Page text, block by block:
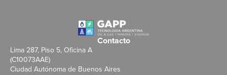
Contacto
Lima 287, Piso 5, Oficina A
(C10073AAE)
Ciudad Autónoma de Buenos Aires